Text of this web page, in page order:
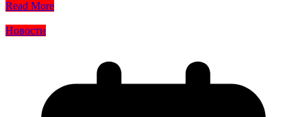
Read More
Новости